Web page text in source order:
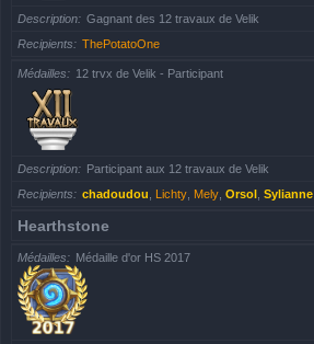
Description
Gagnant des 12 travaux de Velik
Recipients
ThePotatoOne
Médailles 12 trvx de Velik - Participant
Description
Participant aux 12 travaux de Velik
Recipients
chadoudou Lichty Mely Orsol Sylianne
Hearthstone
Médailles Médaille d'or HS 2017